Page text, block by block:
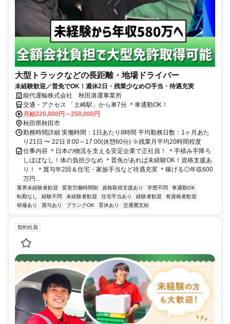
大型トラックなどの長距離・地場ドライバー
未経験歓迎／普免でOK！週休2日・残業少なめ◎手当・待遇充実
能代運輸株式会社 秋田港運事業所
交通・アクセス 「土崎駅」から車7分 ＊車通勤OK！
月給220,000円～250,000円
秋田県秋田市
勤務時間詳細 実働時間：1日あたり8時間 平均勤務日数：1ヶ月あた
り21日 〜 22日 8:00～17:00(休憩60分) ※残業月平均20時間程度
仕事内容 ＊日本の物流を支える安定企業で正社員！ ＊手積み手降ろ
しほぼなし！体の負担少なめ ＊普免があれば未経験OK！資格支援あ
り！ ＊賞与年2回＆住宅・家族手当など待遇充実 ＊稼げる◎年収600
万円...
業界未経験者歓迎 変形労働時間制 資格取得支援あり 学歴不問
車通勤OK
転勤なし
経験不問 未経験者歓迎 住宅手当あり 経験者歓迎
有資格者歓迎
研修あり
賞与あり ブランクOK 育休あり 交通費支給
契約社員